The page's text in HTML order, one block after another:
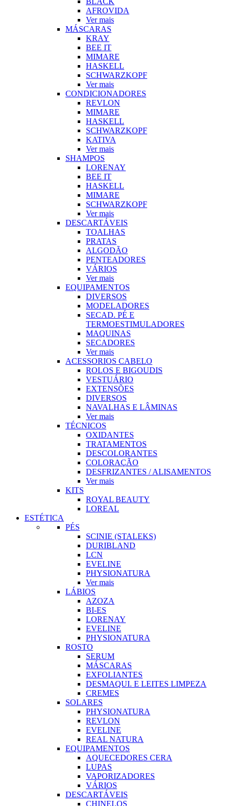
AFROVIDA
Ver mais
MÁSCARAS
KRAY
BEE IT
MIMARE
HASKELL
SCHWARZKOPF
Ver mais
CONDICIONADORES
REVLON
MIMARE
HASKELL
SCHWARZKOPF
KATIVA
Ver mais
SHAMPOS
LORENAY
BEE IT
HASKELL
MIMARE
SCHWARZKOPF
Ver mais
DESCARTÁVEIS
TOALHAS
PRATAS
ALGODÃO
PENTEADORES
VÁRIOS
Ver mais
EQUIPAMENTOS
DIVERSOS
MODELADORES
SECAD. PÉ E
TERMOESTIMULADORES
MAQUINAS
SECADORES
Ver mais
ACESSORIOS CABELO
ROLOS E BIGOUDIS
VESTUÁRIO
EXTENSÕES
DIVERSOS
NAVALHAS E LÂMINAS
Ver mais
TÉCNICOS
OXIDANTES
TRATAMENTOS
DESCOLORANTES
COLORAÇÃO
DESFRIZANTES / ALISAMENTOS
Ver mais
KITS
ROYAL BEAUTY
LOREAL
ESTÉTICA
PÉS
SCINIE (STALEKS)
DURIBLAND
LCN
EVELINE
PHYSIONATURA
Ver mais
LÁBIOS
AZOZA
BI-ES
LORENAY
EVELINE
PHYSIONATURA
ROSTO
SERUM
MÁSCARAS
EXFOLIANTES
DESMAQUI. E LEITES LIMPEZA
CREMES
SOLARES
PHYSIONATURA
REVLON
EVELINE
REAL NATURA
EQUIPAMENTOS
AQUECEDORES CERA
LUPAS
VAPORIZADORES
VÁRIOS
DESCARTÁVEIS
CHINELOS